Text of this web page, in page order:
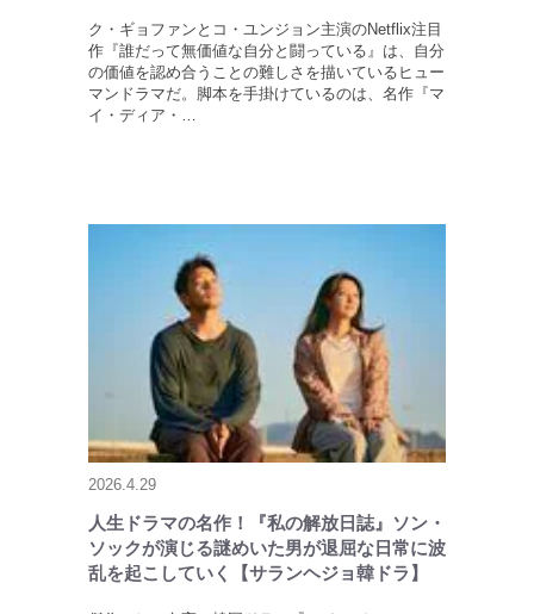
ク・ギョファンとコ・ユンジョン主演のNetflix注目
作『誰だって無価値な自分と闘っている』は、自分
の価値を認め合うことの難しさを描いているヒュー
マンドラマだ。脚本を手掛けているのは、名作『マ
イ・ディア・…
2026.4.29
人生ドラマの名作！『私の解放日誌』ソン・
ソックが演じる謎めいた男が退屈な日常に波
乱を起こしていく【サランヘジョ韓ドラ】